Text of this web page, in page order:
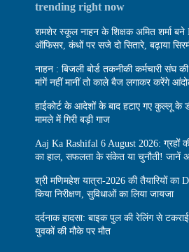
trending right now
शमशेर स्कूल नाहन के शिक्षक अमित शर्मा
ऑफिसर, कंधों पर सजे दो सितारे, बढ़ाया
नाहन : बिजली बोर्ड तकनीकी कर्मचारी संघ
मांगें नहीं मानीं तो काले बैज लगाकर करेंगे
हाईकोर्ट के आदेशों के बाद हटाए गए कुल्लू के
मामले में गिरी बड़ी गाज
Aaj Ka Rashifal 6 August 2026: ग्रहों
का हाल, सफलता के संकेत या चुनौती! जानें
श्री मणिमहेश यात्रा-2026 की तैयारियों
किया निरीक्षण, सुविधाओं का लिया जायजा
दर्दनाक हादसा: बाइक पुल की रेलिंग से
युवकों की मौके पर मौत